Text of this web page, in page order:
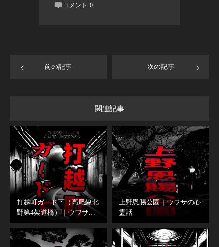
コメント: 0
前の記事 次の記事
関連記事
打越町ガード下（高尾線北
野第4架道橋）｜ウワサ…
上野恩賜公園｜ウワサの心
霊話